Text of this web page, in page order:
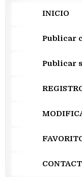
INICIO
Publicar
Publicar